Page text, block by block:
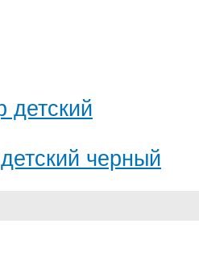
черный